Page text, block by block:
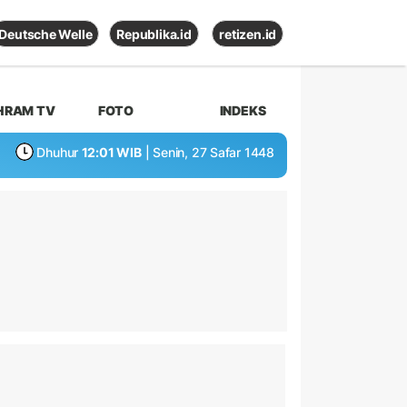
Deutsche Welle Republika.id retizen.id
TV FOTO INDEKS
Dhuhur 12:01 WIB | Senin, 27 Safar 1448